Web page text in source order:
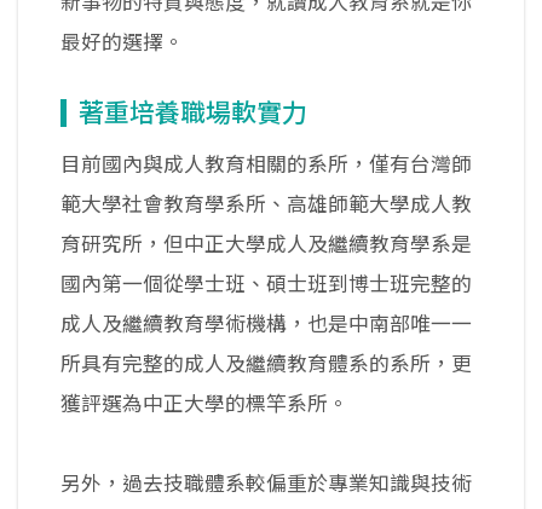
最好的選擇。
著重培養職場軟實力
目前國內與成人教育相關的系所，僅有台灣師
範大學社會教育學系所、高雄師範大學成人教
育研究所，但中正大學成人及繼續教育學系是
國內第一個從學士班、碩士班到博士班完整的
成人及繼續教育學術機構，也是中南部唯一一
所具有完整的成人及繼續教育體系的系所，更
獲評選為中正大學的標竿系所。
另外，過去技職體系較偏重於專業知識與技術